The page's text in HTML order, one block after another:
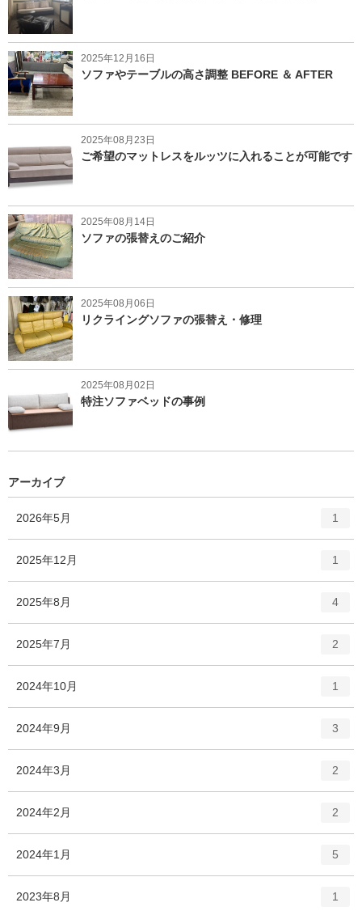
2025年12月16日
ソファやテーブルの高さ調整 BEFORE ＆ AFTER
2025年08月23日
ご希望のマットレスをルッツに入れることが可能です
2025年08月14日
ソファの張替えのご紹介
2025年08月06日
リクライングソファの張替え・修理
2025年08月02日
特注ソファベッドの事例
アーカイブ
2026年5月
リ
ー
1
2025年12月
ー
1
2025年8月
ー
数
4
2025年7月
リ
ー
2
2024年10月
ー
1
2024年9月
ー
3
2024年3月
ー
2
2024年2月
ー
2
2024年1月 5
2023年8月 1